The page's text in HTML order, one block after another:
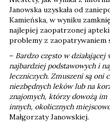
Janowska uzyskała od
Kamieńska, w wyniku
najlepiej zaopatrzonej
problemy z zaopatrywaniem
– Bardzo często w
najbardziej podstawowych i
leczniczych. Zmuszeni są oni
niezbędnych leków lub na
znajomych, którzy dowożą im
innych, okolicznych
Małgorzaty Janowskiej.